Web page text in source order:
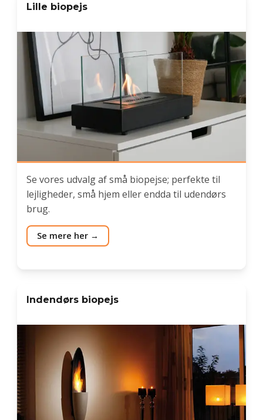
Lille biopejs
Se vores udvalg af små biopejse; perfekte til
lejligheder, små hjem eller endda til udendørs
brug.
Se mere her
Indendørs biopejs